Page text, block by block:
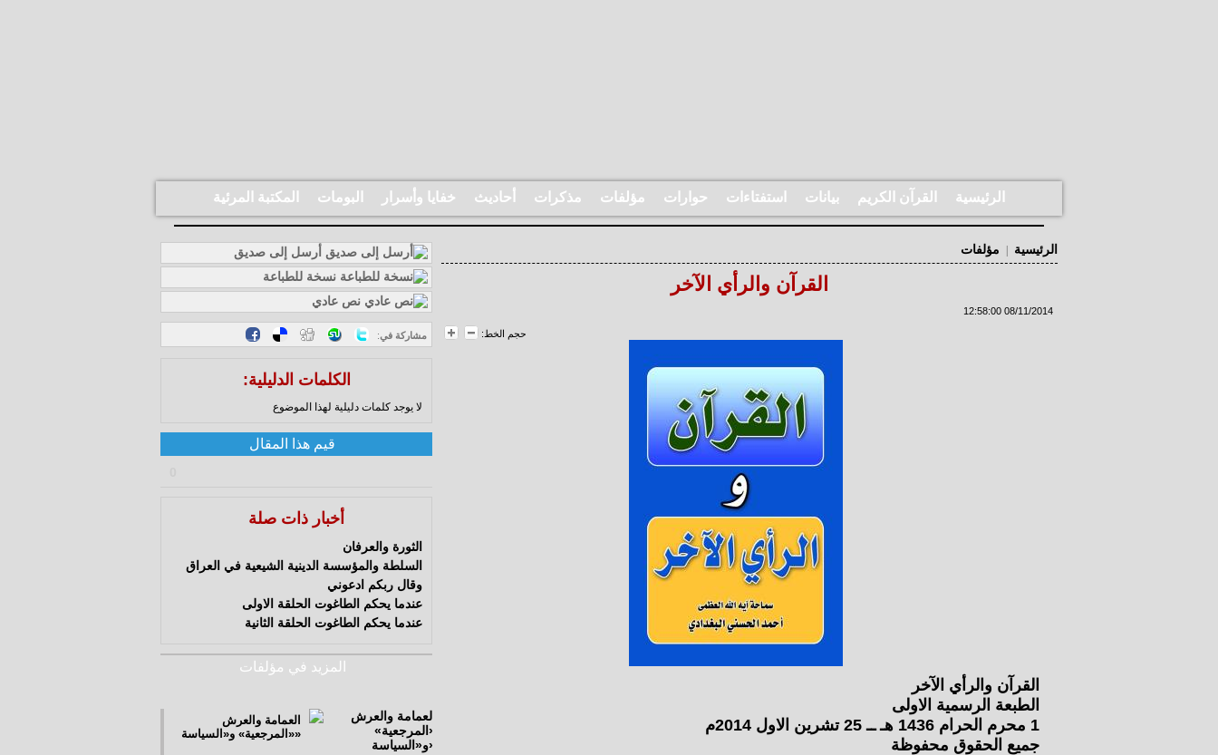
الرئيسية القرآن الكريم بيانات استفتاءات حوارات مؤلفات مذكرات أحاديث خفايا وأسرار البومات المكتبة المرئية
الرئيسية مؤلفات
القرآن والرأي الآخر
08/11/2014 12:58:00
حجم الخط:
القرآن والرأي الآخر
الطبعة الرسمية الاولى
1 محرم الحرام 1436 هـ ــ 25 تشرين الاول 2014م
جميع الحقوق محفوظة
أرسل إلى صديق
نسخة للطباعة
نص عادي
:مشاركة في
الكلمات الدليلية:
لا يوجد كلمات دليلية لهذا الموضوع
قيم هذا المقال
أخبار ذات صلة
الثورة والعرفان
السلطة والمؤسسة الدينية الشيعية في العراق
وقال ربكم ادعوني
عندما يحكم الطاغوت الحلقة الاولى
عندما يحكم الطاغوت الحلقة الثانية
المزيد في مؤلفات
العمامة والعرش
«المرجعية» و«السياسة»